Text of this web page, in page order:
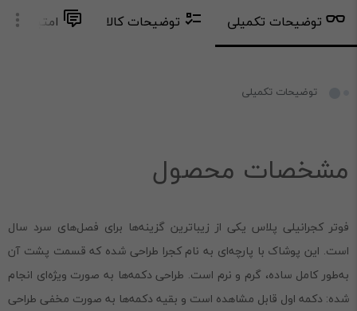
توضیحات تکمیلی توضیحات کالا امتیاز و
توضیحات تکمیلی
مشخصات محصول
فوتر کجرانیلی پلاس یکی از زیباترین گزینه‌ها برای فصل‌های سرد سال
است. این پوشاک با پارچه‌ای به نام کجرا طراحی شده که قسمت پشت آن
به‌طور کامل ساده، گرم و نرم است. طراحی دکمه‌ها به صورت ویژه‌ای انجام
شده: دکمه اول قابل مشاهده است و بقیه دکمه‌ها به صورت مخفی طراحی